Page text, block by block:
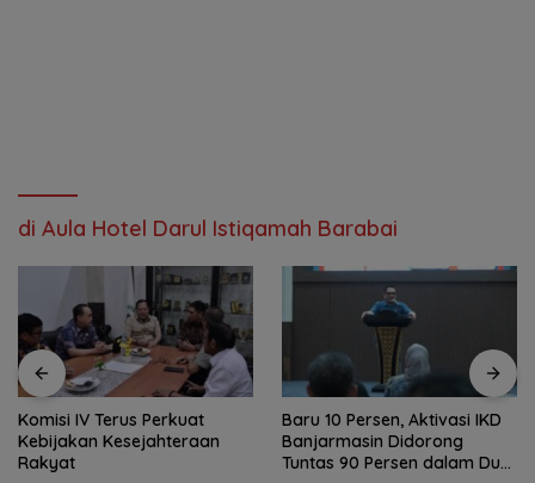
di Aula Hotel Darul Istiqamah Barabai
Komisi IV Terus Perkuat
Kebijakan Kesejahteraan
Rakyat
Baru 10 Persen, Aktivasi IKD
Banjarmasin Didorong
Tuntas 90 Persen dalam Dua